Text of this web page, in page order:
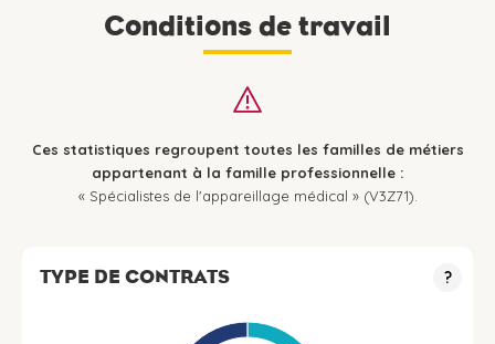
Conditions de travail
Ces statistiques regroupent toutes les familles de métiers
appartenant à la famille professionnelle :
« Spécialistes de l'appareillage médical » (V3Z71).
TYPE DE CONTRATS ?